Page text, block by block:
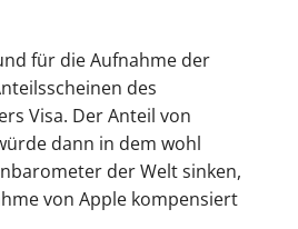
für die Aufnahme der
des
Visa. Der Anteil von
dann in dem wohl
der Welt sinken,
von Apple kompensiert